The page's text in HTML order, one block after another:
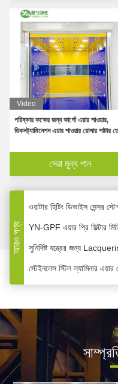
Video
পরিষ্কার কক্ষের জন্য কার্গো এয়ার শাওয়ার,
ডিকনট্যামিনেশন এয়ার শাওয়ার রোলার শাটার
সেরা মূল্য পান
আরও পণ্য
দুটি বেসিন ল্যাবরেটরি
হাসপাতালের স্টেইনলেস স্টিল
একক ব্যক্তি লেমিনার ক্লিন
ইলেক্ট্রনিক এবং
প্রসাধনী শিল্পের জন্য ডেস্কটপ
অ্যালুমিনিয়াম ওয়্যার মেশ
ওয়াটার হিটিং ডিভাইস সেন্সর
YN-GPF এয়ার প্রি ফিল্টার
স্টেইনলেস স্টিল ল্যামিনার
একক ব্যক্তি স্প্ল্যাশ-প্রুফ
স্টেইনলেস স্টিল ল্যামিনার ক্লিন
ফার্মাসিউটিক্যালের জন্য
110V / 220V ক্লিন রুম বুথ,
ক্লাস 100 ল্যামিনার এয়ার
হাসপাতাল ল্যামিনার এয়ার
পরিষ্কার ঘরের জন্য দ্রুত শাটার
প্রসাধনী শিল্পের জন্য